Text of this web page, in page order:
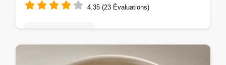
4.35 (23 Évaluations)
Oubliez la poudre Découvrez la vraie